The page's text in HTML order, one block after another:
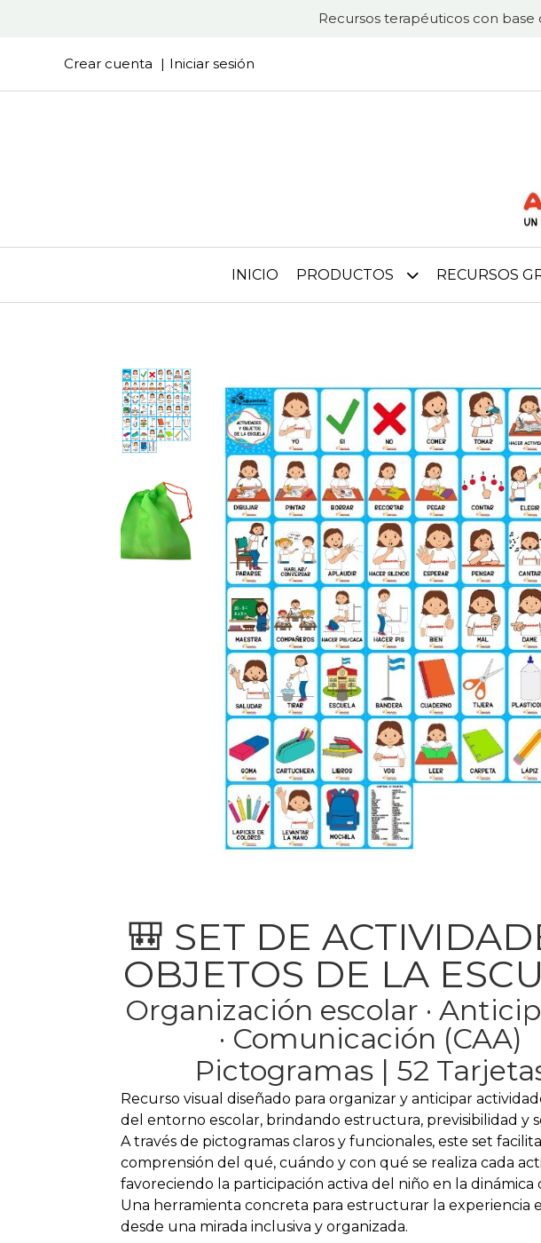
Recursos terapéuticos con
Crear cuenta Iniciar sesión
INICIO PRODUCTOS RECURSOS
🎒 SET DE
OBJETOS DE LA
Organización escolar ·
· Comunicación (CAA)
Pictogramas | 52
Recurso visual diseñado para organizar y anticipar
del entorno escolar, brindando estructura, previsibilidad y
A través de pictogramas claros y funcionales, este set
comprensión del qué, cuándo y con qué se realiza cada
favoreciendo la participación activa del niño en la dinámica
Una herramienta concreta para estructurar la experiencia
desde una mirada inclusiva y organizada.